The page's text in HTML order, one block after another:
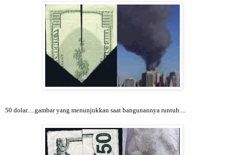
50 dolar.....gambar yang menunjukkan saat bangunannya runtuh....